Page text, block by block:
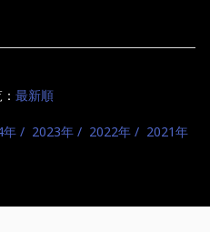
最新順
年 2023年 2022年 2021年